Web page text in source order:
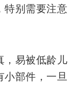
特别需要注意
，易被低龄儿
部件，一旦